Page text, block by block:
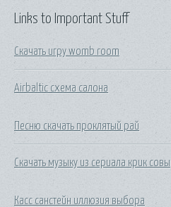
Links to Important Stuff
Скачать игру womb room
Airbaltic схема салона
Песню скачать проклятый рай
Скачать музыку из сериала крик совы
Касс санстейн иллюзия выбора